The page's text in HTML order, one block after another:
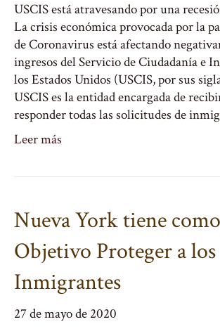
USCIS está atravesando por una
La crisis económica provocada por la
de Coronavirus está afectando
ingresos del Servicio de Ciudadanía e
los Estados Unidos (USCIS, por sus
USCIS es la entidad encargada de
responder todas las solicitudes de
Leer más
Nueva York tiene como
Objetivo Proteger a los
Inmigrantes
27 de mayo de 2020